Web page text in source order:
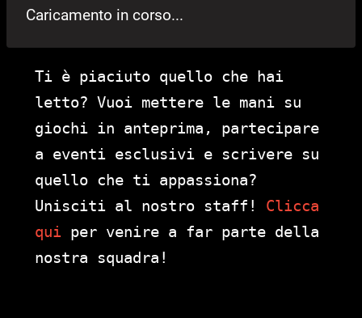
Caricamento in corso...
Ti è piaciuto quello che hai
letto? Vuoi mettere le mani su
giochi in anteprima, partecipare
a eventi esclusivi e scrivere su
quello che ti appassiona?
Unisciti al nostro staff! Clicca
qui per venire a far parte della
nostra squadra!